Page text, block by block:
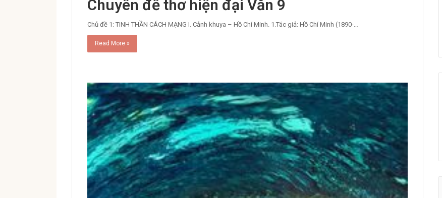
Chuyên đề thơ hiện đại Văn 9
Chủ đề 1: TINH THẦN CÁCH MẠNG I. Cảnh khuya – Hồ Chí Minh. 1.Tác giả: Hồ Chí Minh (1890-…
Read More »